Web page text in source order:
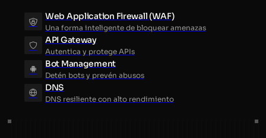
Web Application Firewall (WAF)
Una forma inteligente de bloquear amenazas
API Gateway
Autentica y protege APIs
Bot Management
Detén bots y prevén abusos
DNS
DNS resiliente con alto rendimiento